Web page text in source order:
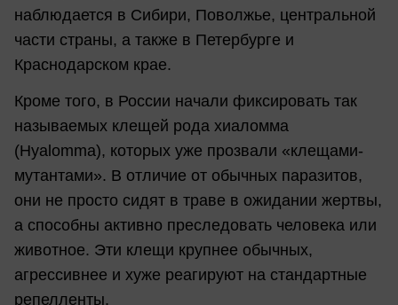
наблюдается в Сибири, Поволжье, центральной
части страны, а также в Петербурге и
Краснодарском крае.
Кроме того, в России начали фиксировать так
называемых клещей рода хиаломма
(Hyalomma), которых уже прозвали «клещами-
мутантами». В отличие от обычных паразитов,
они не просто сидят в траве в ожидании жертвы,
а способны активно преследовать человека или
животное. Эти клещи крупнее обычных,
агрессивнее и хуже реагируют на стандартные
репелленты.